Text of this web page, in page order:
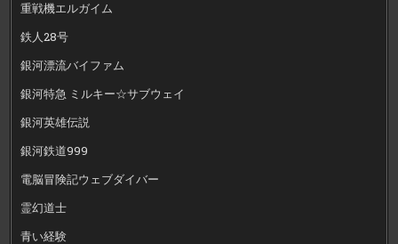
重戦機エルガイム
鉄人28号
銀河漂流バイファム
銀河特急 ミルキー☆サブウェイ
銀河英雄伝説
銀河鉄道999
電脳冒険記ウェブダイバー
霊幻道士
青い経験